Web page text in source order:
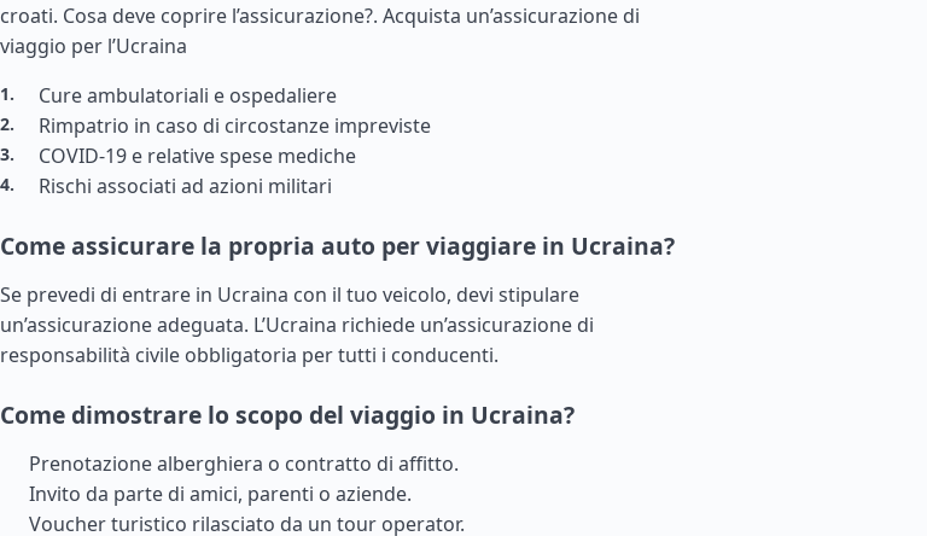
croati. Cosa deve coprire l’assicurazione?. Acquista un’assicurazione di
viaggio per l’Ucraina
Cure ambulatoriali e ospedaliere
Rimpatrio in caso di circostanze impreviste
COVID-19 e relative spese mediche
Rischi associati ad azioni militari
Come assicurare la propria auto per viaggiare in Ucraina?
Se prevedi di entrare in Ucraina con il tuo veicolo, devi stipulare
un’assicurazione adeguata. L’Ucraina richiede un’assicurazione di
responsabilità civile obbligatoria per tutti i conducenti.
Come dimostrare lo scopo del viaggio in Ucraina?
Prenotazione alberghiera o contratto di affitto.
Invito da parte di amici, parenti o aziende.
Voucher turistico rilasciato da un tour operator.